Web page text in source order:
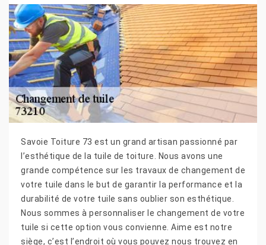
Savoie Toiture 73 est un grand artisan passionné par
l’esthétique de la tuile de toiture. Nous avons une
grande compétence sur les travaux de changement de
votre tuile dans le but de garantir la performance et la
durabilité de votre tuile sans oublier son esthétique.
Nous sommes à personnaliser le changement de votre
tuile si cette option vous convienne. Aime est notre
siège, c’est l’endroit où vous pouvez nous trouvez en